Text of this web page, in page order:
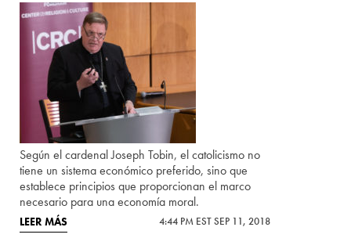
Según el cardenal Joseph Tobin, el catolicismo no
tiene un sistema económico preferido, sino que
establece principios que proporcionan el marco
necesario para una economía moral.
LEER MÁS 4:44 PM EST SEP 11, 2018